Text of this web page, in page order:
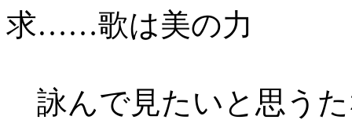
求……歌は美の力
詠んで見たいと思う